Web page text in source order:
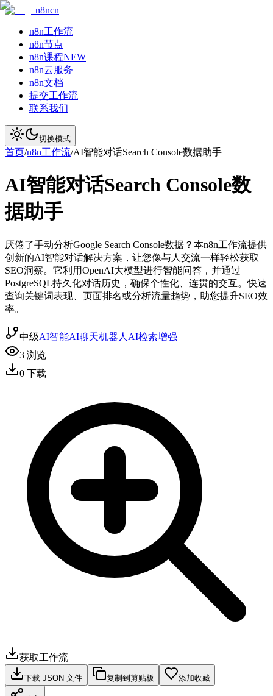
n8ncn
n8n工作流
n8n节点
n8n课程NEW
n8n云服务
n8n文档
提交工作流
联系我们
切换模式
首页/n8n工作流/AI智能对话Search Console数据助手
AI智能对话Search Console数
据助手
厌倦了手动分析Google Search Console数据？本n8n工作流提供
创新的AI智能对话解决方案，让您像与人交流一样轻松获取
SEO洞察。它利用OpenAI大模型进行智能问答，并通过
PostgreSQL持久化对话历史，确保个性化、连贯的交互。快速
查询关键词表现、页面排名或分析流量趋势，助您提升SEO效
率。
中级AI智能AI聊天机器人 AI检索增强
3 浏览
0 下载
获取工作流
下载 JSON 文件 复制到剪贴板 添加收藏